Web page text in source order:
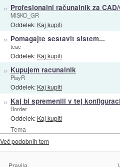
Tema
» Profesionalni računalnik za
MISKO_GR
Oddelek: Kaj kupiti
» Pomagajte sestavit sistem...
teac
Oddelek: Kaj kupiti
» Kupujem racunalnik
PlayR
Oddelek: Kaj kupiti
» Kaj bi spremenili v tej
Border
Oddelek: Kaj kupiti
Več podobnih tem
Pravila